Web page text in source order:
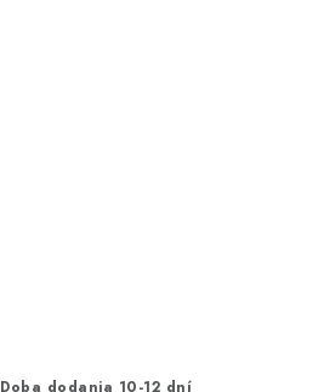
Doba dodania 10-12 dní